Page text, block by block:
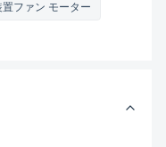
ファン モーター